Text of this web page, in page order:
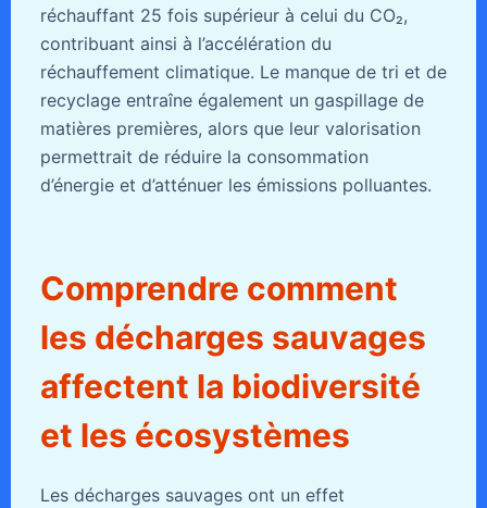
réchauffant 25 fois supérieur à celui du CO₂,
contribuant ainsi à l’accélération du
réchauffement climatique. Le manque de tri et de
recyclage entraîne également un gaspillage de
matières premières, alors que leur valorisation
permettrait de réduire la consommation
d’énergie et d’atténuer les émissions polluantes.
Comprendre comment
les décharges sauvages
affectent la biodiversité
et les écosystèmes
Les décharges sauvages ont un effet